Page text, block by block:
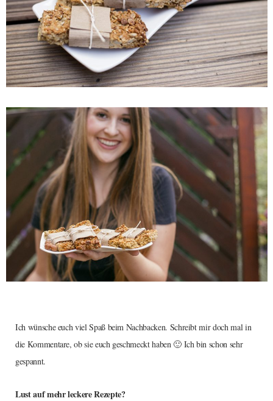
Ich wünsche euch viel Spaß beim Nachbacken. Schreibt mir doch mal in
die Kommentare, ob sie euch geschmeckt haben 🙂 Ich bin schon sehr
gespannt.
Lust auf mehr leckere Rezepte?